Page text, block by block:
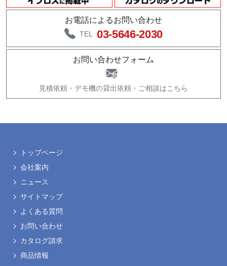
お電話によるお問い合わせ
TEL 03-5646-2030
お問い合わせフォーム
見積依頼・ デモ機の貸出依頼・ ご相談はこちら
トップページ
会社案内
ニュース
サイトマップ
よくある質問
お問い合わせ
カタログ請求
商品情報